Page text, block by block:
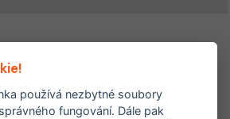
používá nezbytné soubory
fungování. Dále pak